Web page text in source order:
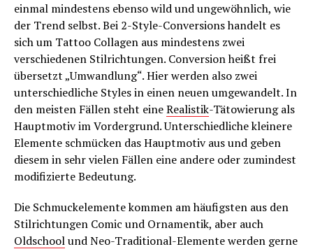
einmal mindestens ebenso wild und ungewöhnlich, wie
der Trend selbst. Bei 2-Style-Conversions handelt es
sich um Tattoo Collagen aus mindestens zwei
verschiedenen Stilrichtungen. Conversion heißt frei
übersetzt „Umwandlung“. Hier werden also zwei
unterschiedliche Styles in einen neuen umgewandelt. In
den meisten Fällen steht eineRealistik-Tätowierung als
Hauptmotiv im Vordergrund. Unterschiedliche kleinere
Elemente schmücken das Hauptmotiv aus und geben
diesem in sehr vielen Fällen eine andere oder zumindest
modifizierte Bedeutung.
Die Schmuckelemente kommen am häufigsten aus den
Stilrichtungen Comic und Ornamentik, aber auch
Oldschoolund Neo-Traditional-Elemente werden gerne